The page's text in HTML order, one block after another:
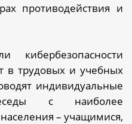
противодействия и
в трудовых и учебных
индивидуальные
с наиболее
– учащимися,